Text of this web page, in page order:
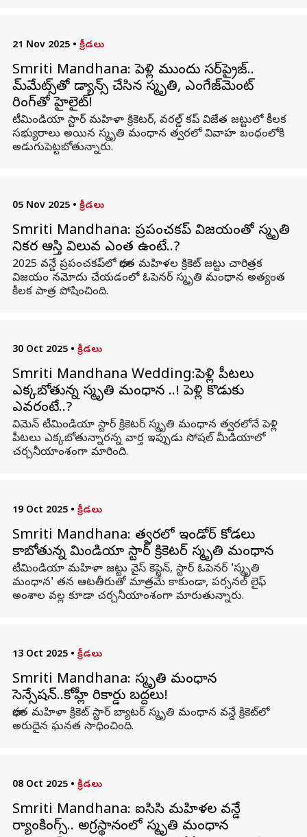
21 Nov 2025 • క్రీడలు
Smriti Mandhana: పెళ్లి ముందు సర్‌ప్రైజ్..
టీమ్‌మేట్స్‌తో డ్యాన్స్ చేసిన స్మృతి, ఎంగేజ్‌మెంట్
రింగ్‌తో హైలైట్!
టీమిండియా స్టార్ మహిళా క్రికెటర్, వరల్డ్ కప్ విజేత జట్టులో కీలక
సభ్యురాలు అయిన స్మృతి మంధాన త్వరలో వివాహ బంధంలోకి
అడుగుపెట్టబోతున్నారు.
05 Nov 2025 • క్రీడలు
Smriti Mandhana: ప్రపంచకప్ విజయంతో స్మృతి
నికర ఆస్తి విలువ ఎంత ఉంటే..?
2025 వన్డే ప్రపంచకప్‌లో భారత మహిళల క్రికెట్ జట్టు చారిత్రక
విజయం నమోదు చేయడంలో ఓపెనర్ స్మృతి మంధాన అత్యంత
కీలక పాత్ర పోషించింది.
30 Oct 2025 • క్రీడలు
Smriti Mandhana Wedding:పెళ్లి పీటలు
ఎక్కబోతున్న స్మృతి మంధాన ..! పెళ్లి కొడుకు
ఎవరంటే..?
విమెన్ టీమిండియా స్టార్ క్రికెటర్ స్మృతి మంధాన త్వరలోనే పెళ్లి
పీటలు ఎక్కబోతున్నారన్న వార్త ఇప్పుడు సోషల్ మీడియాలో
చర్చనీయాంశంగా మారింది.
19 Oct 2025 • క్రీడలు
Smriti Mandhana: త్వరలో ఇండోర్ కోడలు
కాబోతున్న టీమిండియా స్టార్ క్రికెటర్ స్మృతి మంధాన
టీమిండియా మహిళా జట్టు వైస్ కెప్టెన్, స్టార్ ఓపెనర్ 'స్మృతి
మంధాన' తన ఆటతీరుతో మాత్రమే కాకుండా, పర్సనల్ లైఫ్
అంశాల వల్ల కూడా చర్చనీయాంశంగా మారుతున్నారు.
13 Oct 2025 • క్రీడలు
Smriti Mandhana: స్మృతి మంధాన
సెన్సేషన్‌..కోహ్లీ రికార్డు బద్దలు!
భారత మహిళా క్రికెట్ స్టార్ బ్యాటర్ స్మృతి మంధాన వన్డే క్రికెట్‌లో
అరుదైన ఘనత సాధించింది.
08 Oct 2025 • క్రీడలు
Smriti Mandhana: ఐసిసి మహిళల వన్డే
ర్యాంకింగ్స్‌.. అగ్రస్థానంలో స్మృతి మంధాన